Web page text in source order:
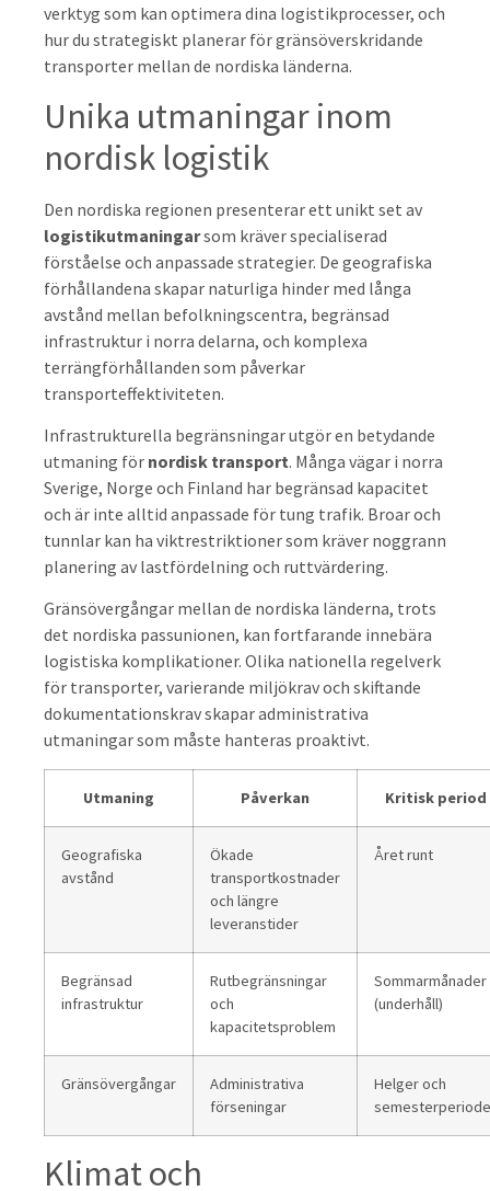
verktyg som kan optimera dina logistikprocesser, och
hur du strategiskt planerar för gränsöverskridande
transporter mellan de nordiska länderna.
Unika utmaningar inom
nordisk logistik
Den nordiska regionen presenterar ett unikt set av
logistikutmaningarsom kräver specialiserad
förståelse och anpassade strategier. De geografiska
förhållandena skapar naturliga hinder med långa
avstånd mellan befolkningscentra, begränsad
infrastruktur i norra delarna, och komplexa
terrängförhållanden som påverkar
transporteffektiviteten.
Infrastrukturella begränsningar utgör en betydande
utmaning för nordisk transport. Många vägar i norra
Sverige, Norge och Finland har begränsad kapacitet
och är inte alltid anpassade för tung trafik. Broar och
tunnlar kan ha viktrestriktioner som kräver noggrann
planering av lastfördelning och ruttvärdering.
Gränsövergångar mellan de nordiska länderna, trots
det nordiska passunionen, kan fortfarande innebära
logistiska komplikationer. Olika nationella regelverk
för transporter, varierande miljökrav och skiftande
dokumentationskrav skapar administrativa
utmaningar som måste hanteras proaktivt.
Utmaning Påverkan Kritisk period
Geografiska
avstånd
Ökade
transportkostnader
och längre
leveranstider
Året runt
Begränsad
infrastruktur
Rutbegränsningar
och
kapacitetsproblem
Sommarmånader
(underhåll)
Gränsövergångar
Administrativa
förseningar
Helger och
Klimat och